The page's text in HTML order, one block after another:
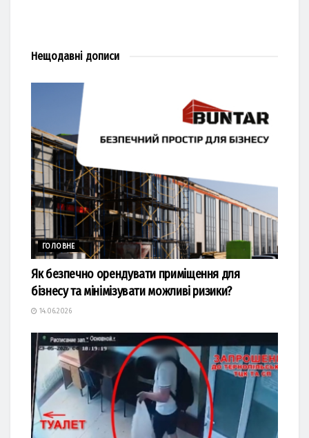
Нещодавні дописи
ГОЛОВНЕ
Як безпечно орендувати приміщення для
бізнесу та мінімізувати можливі ризики?
14.06.2026